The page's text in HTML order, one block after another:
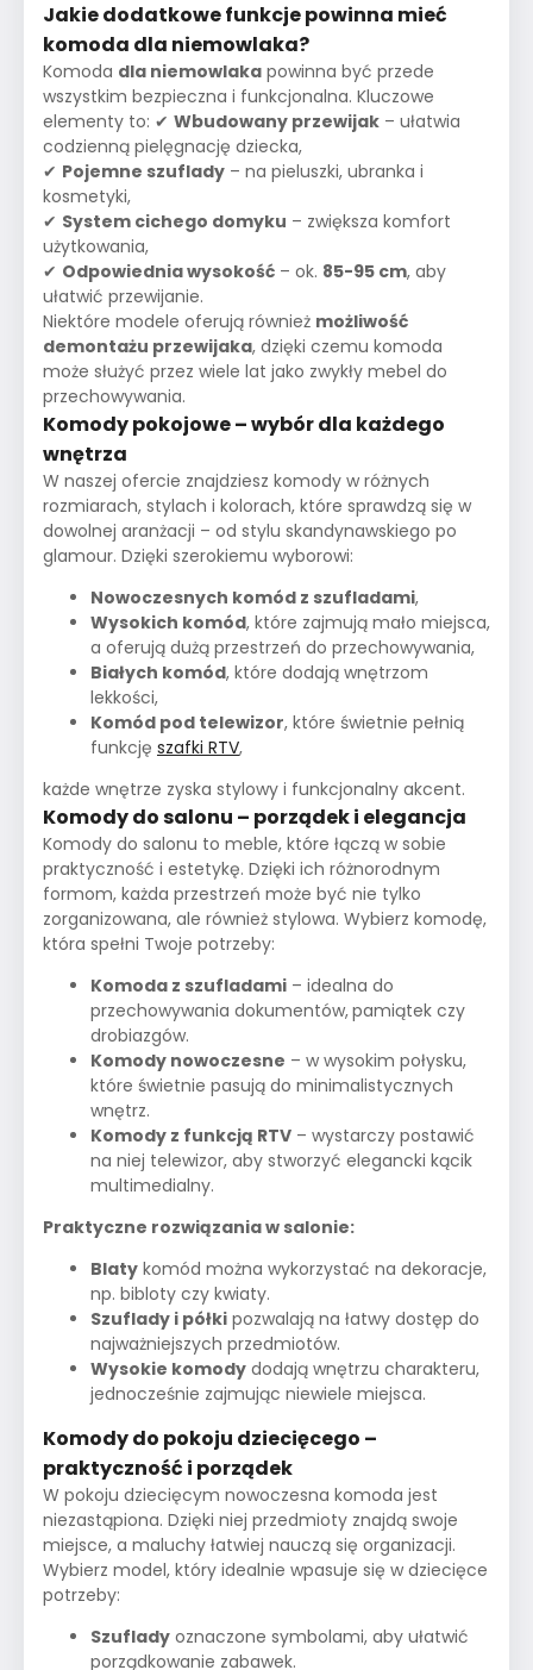
Jakie dodatkowe funkcje powinna mieć
komoda dla niemowlaka?
Komoda dla niemowlaka powinna być przede
wszystkim bezpieczna i funkcjonalna. Kluczowe
elementy to: ✔ Wbudowany przewijak – ułatwia
codzienną pielęgnację dziecka,
✔ Pojemne szuflady – na pieluszki, ubranka i
kosmetyki,
✔ System cichego domyku – zwiększa komfort
użytkowania,
✔ Odpowiednia wysokość – ok. 85-95 cm, aby
ułatwić przewijanie.
Niektóre modele oferują również możliwość
demontażu przewijaka, dzięki czemu komoda
może służyć przez wiele lat jako zwykły mebel do
przechowywania.
Komody pokojowe – wybór dla każdego
wnętrza
W naszej ofercie znajdziesz komody w różnych
rozmiarach, stylach i kolorach, które sprawdzą się w
dowolnej aranżacji – od stylu skandynawskiego po
glamour. Dzięki szerokiemu wyborowi:
Nowoczesnych komód z szufladami,
Wysokich komód, które zajmują mało miejsca,
a oferują dużą przestrzeń do przechowywania,
Białych komód, które dodają wnętrzom
lekkości,
Komód pod telewizor, które świetnie pełnią
funkcję szafki RTV,
każde wnętrze zyska stylowy i funkcjonalny akcent.
Komody do salonu – porządek i elegancja
Komody do salonu to meble, które łączą w sobie
praktyczność i estetykę. Dzięki ich różnorodnym
formom, każda przestrzeń może być nie tylko
zorganizowana, ale również stylowa. Wybierz komodę,
która spełni Twoje potrzeby:
Komoda z szufladami – idealna do
przechowywania dokumentów,pamiątek czy
drobiazgów.
Komody nowoczesne – w wysokim połysku,
które świetnie pasują do minimalistycznych
wnętrz.
Komody z funkcją RTV – wystarczy postawić
na niej telewizor, aby stworzyć elegancki kącik
multimedialny.
Praktyczne rozwiązania w salonie:
Blaty komód można wykorzystać na dekoracje,
np. bibloty czy kwiaty.
Szuflady i półki pozwalają na łatwy dostęp do
najważniejszych przedmiotów.
Wysokie komody dodają wnętrzu charakteru,
jednocześnie zajmując niewiele miejsca.
Komody do pokoju dziecięcego –
praktyczność i porządek
W pokoju dziecięcym nowoczesna komoda jest
niezastąpiona. Dzięki niej przedmioty znajdą swoje
miejsce, a maluchy łatwiej nauczą się organizacji.
Wybierz model, który idealnie wpasuje się w dziecięce
potrzeby:
Szuflady oznaczone symbolami, aby ułatwić
porządkowanie zabawek.